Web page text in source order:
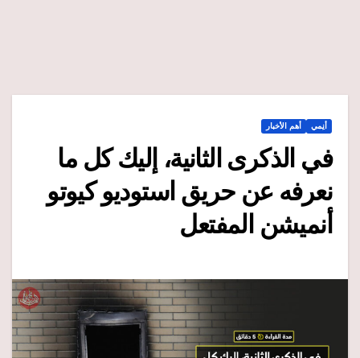
أنِمي أهم الأخبار
في الذكرى الثانية، إليك كل ما
نعرفه عن حريق استوديو كيوتو
أنميشن المفتعل